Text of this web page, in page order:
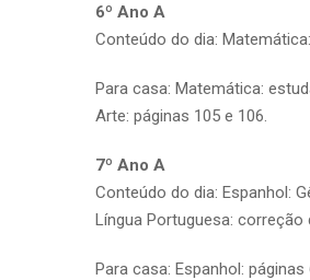
6º Ano A
Conteúdo do dia:
Para casa: Matemática:
Arte: páginas 105 e 106.
7º Ano A
Conteúdo do dia: Espanhol:
Língua Portuguesa: correção
Para casa: Espanhol: páginas